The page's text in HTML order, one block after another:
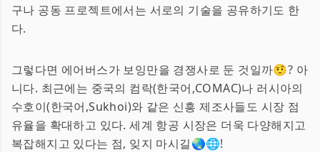
구나 공동 프로젝트에서는 서로의 기술을 공유하기도 한
다.
그렇다면 에어버스가 보잉만을 경쟁사로 둔 것일까🤨? 아
니다. 최근에는 중국의 컴락(한국어,COMAC)나 러시아의
수호이(한국어,Sukhoi)와 같은 신흥 제조사들도 시장 점
유율을 확대하고 있다. 세계 항공 시장은 더욱 다양해지고
복잡해지고 있다는 점, 잊지 마시길🌏🌐!